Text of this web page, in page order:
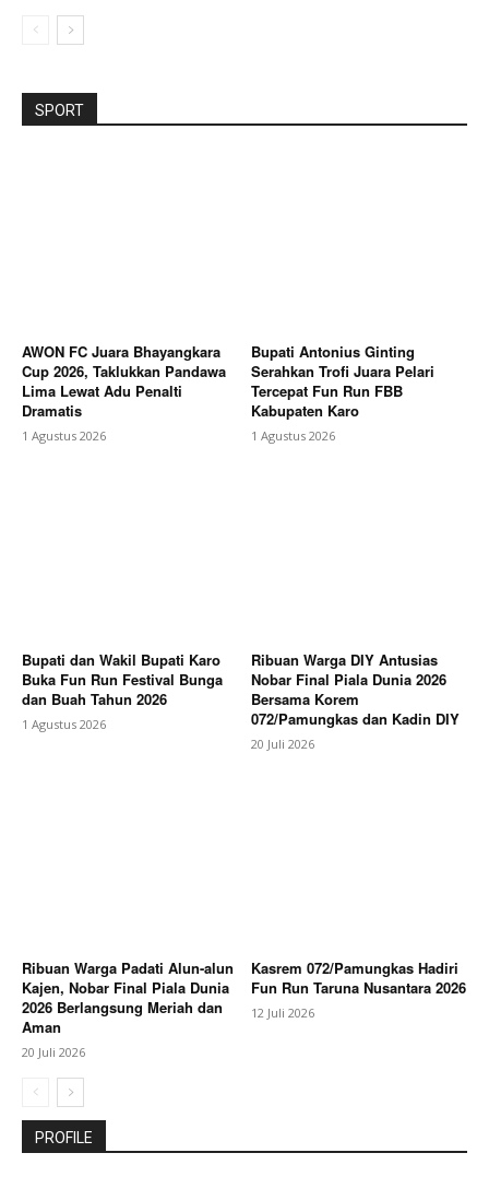
SPORT
AWON FC Juara Bhayangkara
Cup 2026, Taklukkan Pandawa
Lima Lewat Adu Penalti
Dramatis
1 Agustus 2026
Bupati Antonius Ginting
Serahkan Trofi Juara Pelari
Tercepat Fun Run FBB
Kabupaten Karo
1 Agustus 2026
Bupati dan Wakil Bupati Karo
Buka Fun Run Festival Bunga
dan Buah Tahun 2026
1 Agustus 2026
Ribuan Warga DIY Antusias
Nobar Final Piala Dunia 2026
Bersama Korem
072/Pamungkas dan Kadin DIY
20 Juli 2026
Ribuan Warga Padati Alun-alun
Kajen, Nobar Final Piala Dunia
2026 Berlangsung Meriah dan
Aman
20 Juli 2026
Kasrem 072/Pamungkas Hadiri
Fun Run Taruna Nusantara 2026
12 Juli 2026
PROFILE